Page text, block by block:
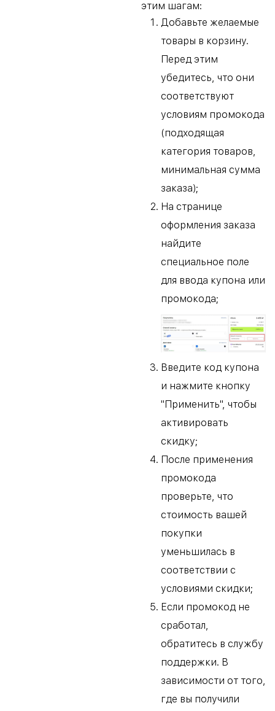
этим шагам:
Добавьте желаемые
товары в корзину.
Перед этим
убедитесь, что они
соответствуют
условиям промокода
(подходящая
категория товаров,
минимальная сумма
заказа);
На странице
оформления заказа
найдите
специальное поле
для ввода купона или
промокода;
Введите код купона
и нажмите кнопку
"Применить", чтобы
активировать
скидку;
После применения
промокода
проверьте, что
стоимость вашей
покупки
уменьшилась в
соответствии с
условиями скидки;
Если промокод не
сработал,
обратитесь в службу
поддержки. В
зависимости от того,
где вы получили